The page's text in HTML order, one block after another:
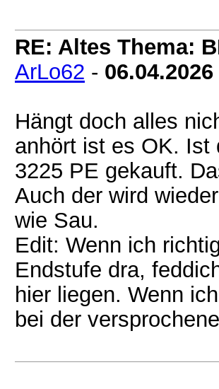
RE: Altes Thema:
ArLo62 - 06.04.2026
Hängt doch alles
anhört ist es OK. Ist
3225 PE gekauft.
Auch der wird
wie Sau.
Edit: Wenn ich
Endstufe dra,
hier liegen. Wenn
bei der